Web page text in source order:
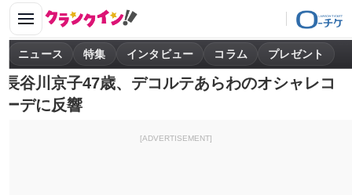
ニュース 特集 インタビュー コラム プレゼント
長谷川京子47歳、デコルテあらわのオシャレコ
ーデに反響
[ADVERTISEMENT]